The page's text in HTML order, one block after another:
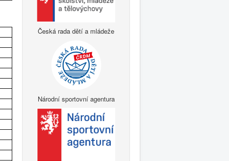
Česká rada dětí a mládeže
Národní sportovní agentura